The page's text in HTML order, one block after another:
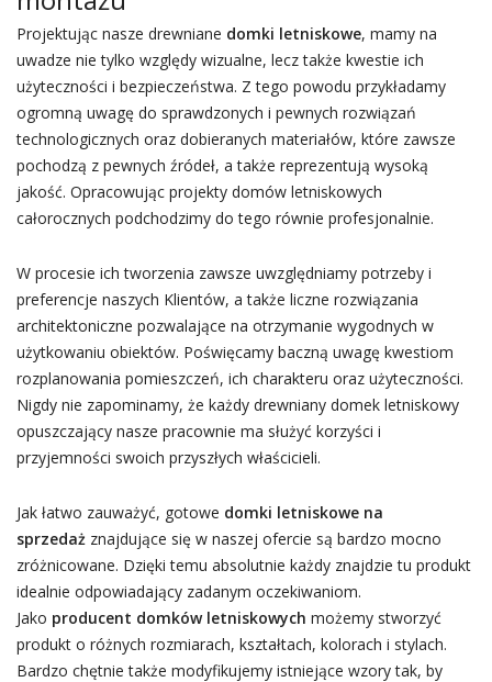
Projektując nasze drewniane domki letniskowe, mamy na
uwadze nie tylko względy wizualne, lecz także kwestie ich
użyteczności i bezpieczeństwa. Z tego powodu przykładamy
ogromną uwagę do sprawdzonych i pewnych rozwiązań
technologicznych oraz dobieranych materiałów, które zawsze
pochodzą z pewnych źródeł, a także reprezentują wysoką
jakość. Opracowując projekty domów letniskowych
całorocznych podchodzimy do tego równie profesjonalnie.
W procesie ich tworzenia zawsze uwzględniamy potrzeby i
preferencje naszych Klientów, a także liczne rozwiązania
architektoniczne pozwalające na otrzymanie wygodnych w
użytkowaniu obiektów. Poświęcamy baczną uwagę kwestiom
rozplanowania pomieszczeń, ich charakteru oraz użyteczności.
Nigdy nie zapominamy, że każdy drewniany domek letniskowy
opuszczający nasze pracownie ma służyć korzyści i
przyjemności swoich przyszłych właścicieli.
Jak łatwo zauważyć, gotowe domki letniskowe na
sprzedażznajdujące się w naszej ofercie są bardzo mocno
zróżnicowane. Dzięki temu absolutnie każdy znajdzie tu produkt
idealnie odpowiadający zadanym oczekiwaniom.
Jako producent domków letniskowych możemy stworzyć
produkt o różnych rozmiarach, kształtach, kolorach i stylach.
Bardzo chętnie także modyfikujemy istniejące wzory tak, by